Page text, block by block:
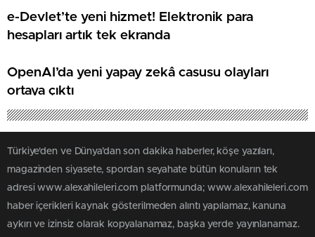
e-Devlet’te yeni hizmet! Elektronik para
hesapları artık tek ekranda
OpenAI’da yeni yapay zekâ casusu olayları
ortaya çıktı
Türkiye'den ve Dünya’dan son dakika haberler, köşe yazıları,
magazinden siyasete, spordan seyahate bütün konuların tek
adresi www.alexahileleri.com platformunda; www.alexahileleri.com
haber içerikleri kaynak gösterilmeden alıntı yapılamaz, kanuna
aykırı ve izinsiz olarak kopyalanamaz, başka yerde yayınlanamaz.